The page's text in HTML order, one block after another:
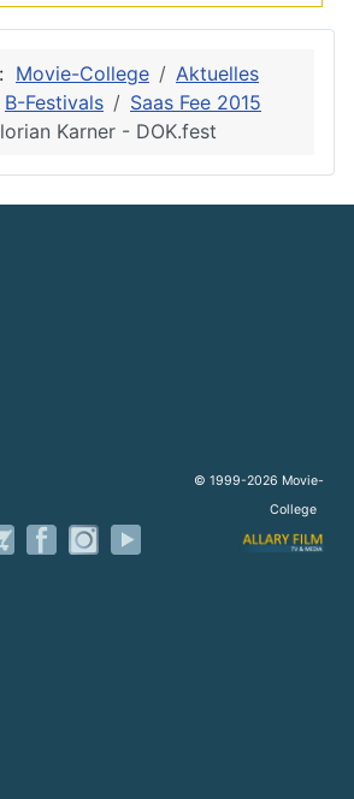
Movie-College
Aktuelles
B-Festivals
Saas Fee 2015
Karner - DOK.fest
© 1999-2026 Movie-
College